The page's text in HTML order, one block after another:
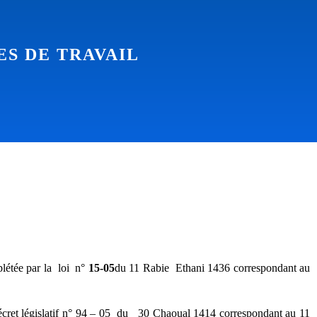
DE TRAVAIL
par la loi n° 15-05du 11 Rabie Ethani 1436 correspondant au
législatif n° 94 – 05 du 30 Chaoual 1414 correspondant au 11